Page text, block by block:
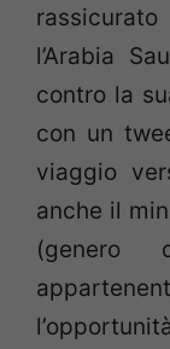
l’Arabia
contro la
con un
viaggio
anche il
(genero